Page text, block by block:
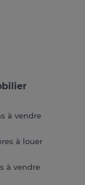
à vendre
à louer
à vendre